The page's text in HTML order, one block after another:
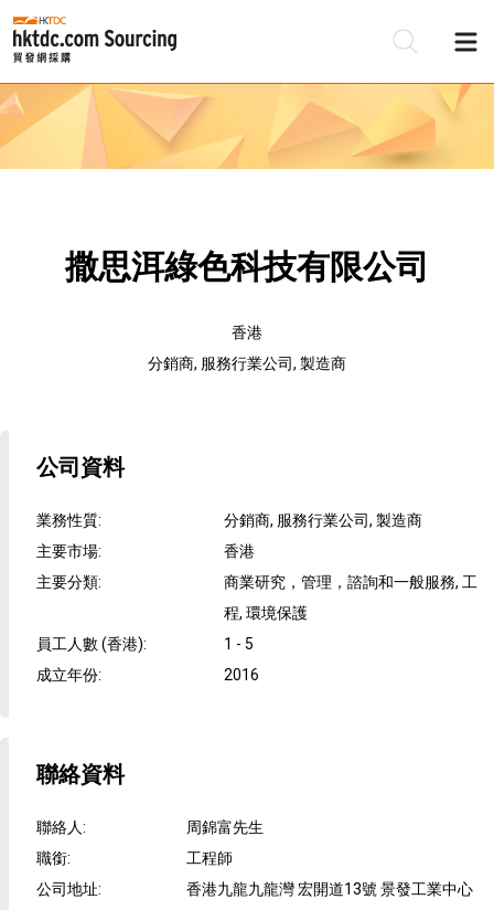
撒思洱綠色科技有限公司
香港
分銷商, 服務行業公司, 製造商
公司資料
業務性質:
分銷商, 服務行業公司, 製造商
主要市場:
香港
主要分類:
商業研究，管理，諮詢和一般服務, 工
程, 環境保護
員工人數 (香港):
1 - 5
成立年份: 2016
聯絡資料
聯絡人:
周錦富先生
職銜:
工程師
公司地址:
香港九龍九龍灣 宏開道13號 景發工業中心